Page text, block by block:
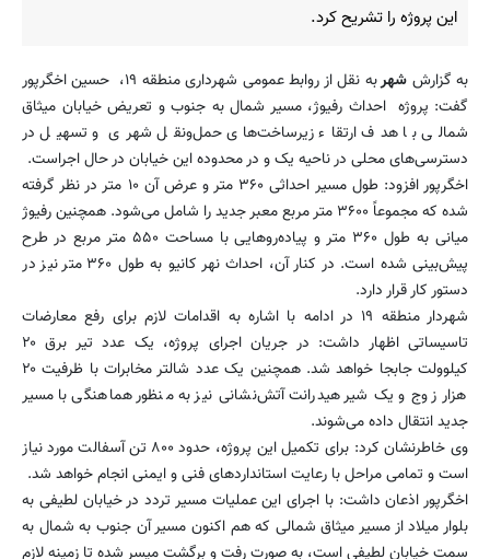
این پروژه را تشریح کرد.
به گزارش شهر
به نقل از روابط عمومی شهرداری منطقه ۱۹، حسین اخگرپور
گفت: پروژه احداث رفیوژ، مسیر شمال به جنوب و تعریض خیابان میثاق
شمالی با هدف ارتقاء زیرساخت‌های حمل‌ونقل شهری و تسهیل در
دسترسی‌های محلی در ناحیه یک و در محدوده این خیابان در حال اجراست.
اخگرپور افزود: طول مسیر احداثی ۳۶۰ متر و عرض آن ۱۰ متر در نظر گرفته
شده که مجموعاً ۳۶۰۰ متر مربع معبر جدید را شامل می‌شود. همچنین رفیوژ
میانی به طول ۳۶۰ متر و پیاده‌روهایی با مساحت ۵۵۰ متر مربع در طرح
پیش‌بینی شده است. در کنار آن، احداث نهر کانیو به طول ۳۶۰ متر نیز در
دستور کار قرار دارد.
شهردار منطقه ۱۹ در ادامه با اشاره به اقدامات لازم برای رفع معارضات
تاسیساتی اظهار داشت: در جریان اجرای پروژه، یک عدد تیر برق ۲۰
کیلوولت جابجا خواهد شد. همچنین یک عدد شالتر مخابرات با ظرفیت ۲۰
هزار زوج و یک شیر هیدرانت آتش‌نشانی نیز به منظور هماهنگی با مسیر
جدید انتقال داده می‌شوند.
وی خاطرنشان کرد: برای تکمیل این پروژه، حدود ۸۰۰ تن آسفالت مورد نیاز
است و تمامی مراحل با رعایت استانداردهای فنی و ایمنی انجام خواهد شد.
اخگرپور اذعان داشت: با اجرای این عملیات مسیر تردد در خیابان لطیفی به
بلوار میلاد از مسیر میثاق شمالی که هم اکنون مسیر آن جنوب به شمال به
سمت خیابان لطیفی است، به صورت رفت و برگشت میسر شده تا زمینه لازم